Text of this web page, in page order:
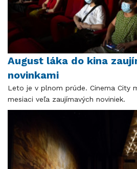
August láka do kina
novinkami
Leto je v plnom prúde. Cinema City
mesiaci veľa zaujímavých noviniek.